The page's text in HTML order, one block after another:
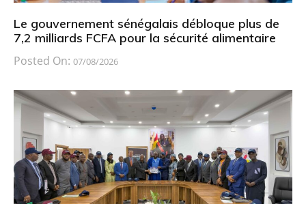
Le gouvernement sénégalais débloque plus de
7,2 milliards FCFA pour la sécurité alimentaire
Posted On: 07/08/2026